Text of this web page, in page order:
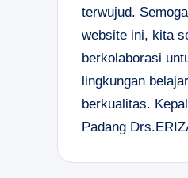
terwujud.
website ini, kita
berkolaborasi
lingkungan
berkualitas.
Padang